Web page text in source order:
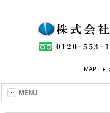
MAP
MENU